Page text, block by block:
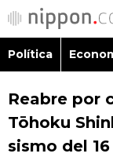
Política
Política
Reabre por
Tōhoku
sismo del